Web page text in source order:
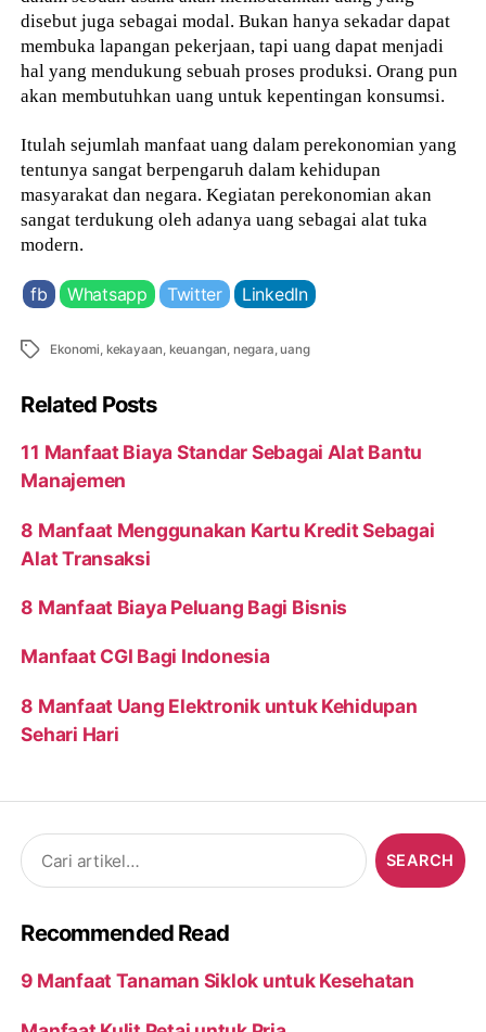
disebut juga sebagai modal. Bukan hanya sekadar dapat
membuka lapangan pekerjaan, tapi uang dapat menjadi
hal yang mendukung sebuah proses produksi. Orang pun
akan membutuhkan uang untuk kepentingan konsumsi.
Itulah sejumlah manfaat uang dalam perekonomian yang
tentunya sangat berpengaruh dalam kehidupan
masyarakat dan negara. Kegiatan perekonomian akan
sangat terdukung oleh adanya uang sebagai alat tuka
modern.
fb Whatsapp Twitter LinkedIn
Tags Ekonomi kekayaan keuangan negara ,uang
Related Posts
11 Manfaat Biaya Standar Sebagai Alat Bantu
Manajemen
8 Manfaat Menggunakan Kartu Kredit Sebagai
Alat Transaksi
8 Manfaat Biaya Peluang Bagi Bisnis
Manfaat CGI Bagi Indonesia
8 Manfaat Uang Elektronik untuk Kehidupan
Sehari Hari
Search
for:
Recommended Read
9 Manfaat Tanaman Siklok untuk Kesehatan